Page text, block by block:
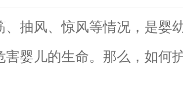
风、惊风等情况，是婴
婴儿的生命。那么，如何